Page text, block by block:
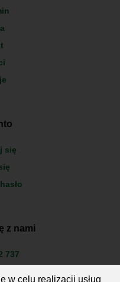
się
z nami
737
w celu realizacji usług